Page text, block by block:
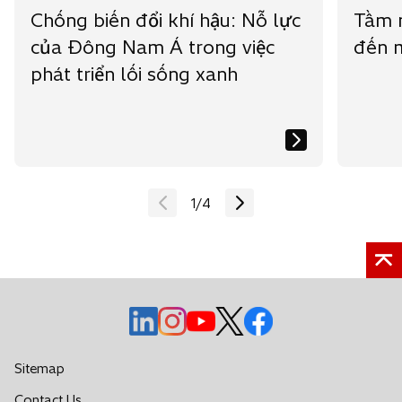
Chống biến đổi khí hậu: Nỗ lực
của Đông Nam Á trong việc
phát triển lối sống xanh
Tầm
đến
1/4
o
p
o
p
o
p
o
p
o
Sitemap